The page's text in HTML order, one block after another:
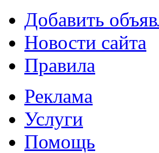
Добавить
Новости сайта
Правила
Реклама
Услуги
Помощь